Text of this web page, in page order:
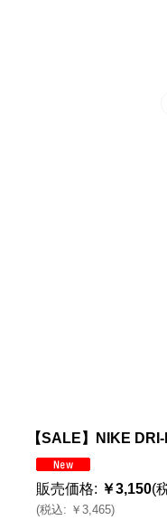
【SALE】NIKE
販売価格: ￥3,150(
(税込: ￥3,465)